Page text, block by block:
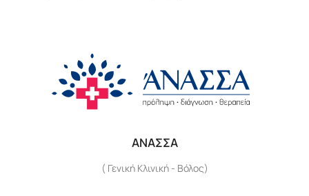
ΑΝΑΣΣΑ
( Γενική Κλινική - Βόλος)